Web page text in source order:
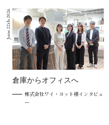
June 22th 2026
倉庫からオフィスへ
株式会社ワイ・ヨット様インタビュ
ー